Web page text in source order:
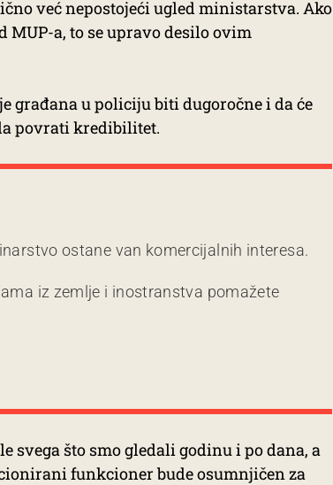
već nepostojeći ugled ministarstva. Ako
MUP-a, to se upravo desilo ovim
građana u policiju biti dugoročne i da će
povrati kredibilitet.
ostane van komercijalnih interesa.
iz zemlje i inostranstva pomažete
svega što smo gledali godinu i po dana, a
funkcioner bude osumnjičen za